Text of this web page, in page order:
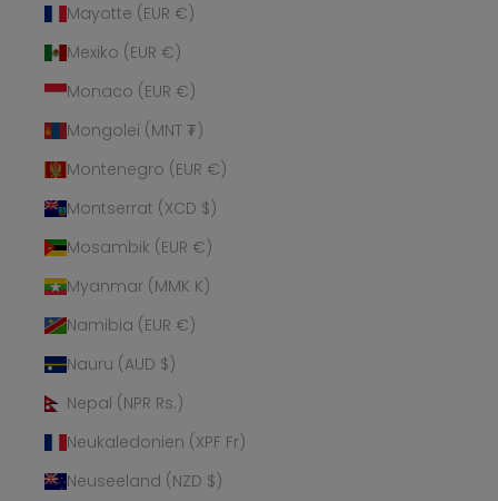
Mayotte (EUR €)
Mexiko (EUR €)
Monaco (EUR €)
Mongolei (MNT ₮)
Montenegro (EUR €)
Montserrat (XCD $)
Mosambik (EUR €)
Myanmar (MMK K)
Namibia (EUR €)
Nauru (AUD $)
Nepal (NPR Rs.)
Neukaledonien (XPF Fr)
Neuseeland (NZD $)